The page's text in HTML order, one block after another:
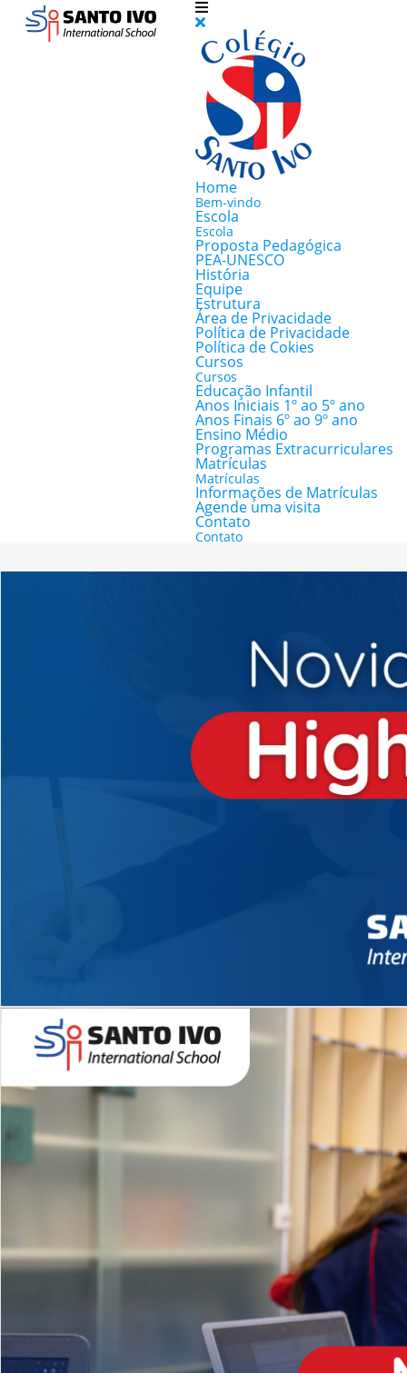
Home
Bem-vindo
Escola
Escola
Proposta Pedagógica
PEA-UNESCO
História
Equipe
Estrutura
Área de Privacidade
Política de Privacidade
Política de Cokies
Cursos
Cursos
Educação Infantil
Anos Iniciais 1º ao 5º ano
Anos Finais 6º ao 9º ano
Ensino Médio
Programas Extracurriculares
Matrículas
Matrículas
Informações de Matrículas
Agende uma visita
Contato
Contato
Novidades 2026 High School
EDUCAÇÃO INFANTIL
Inglês todos os dias
MÉDIO
igh School
Dupla Diplomação